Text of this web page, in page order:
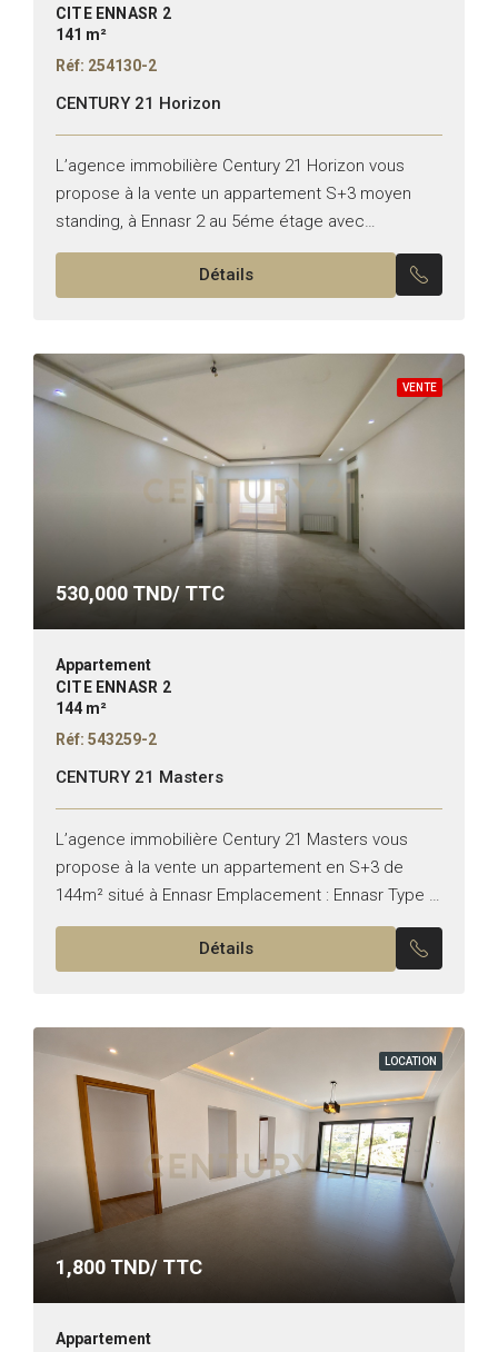
CITE ENNASR 2
141 m²
Réf: 254130-2
CENTURY 21 Horizon
L’agence immobilière Century 21 Horizon vous
propose à la vente un appartement S+3 moyen
standing, à Ennasr 2 au 5éme étage avec
ascenseur et d’une superficie de 141 m²,
Détails
VENTE
530,000 TND/ TTC
Appartement
CITE ENNASR 2
144 m²
Réf: 543259-2
CENTURY 21 Masters
L’agence immobilière Century 21 Masters vous
propose à la vente un appartement en S+3 de
144m² situé à Ennasr Emplacement : Ennasr Type :
Appartement Typologie : S+3 Il se compose de...
Détails
LOCATION
1,800 TND/ TTC
Appartement